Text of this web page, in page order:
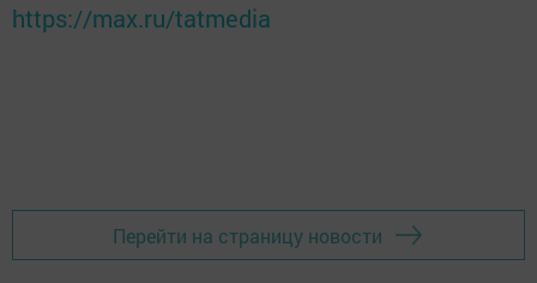
https://max.ru/tatmedia
Перейти на страницу новости